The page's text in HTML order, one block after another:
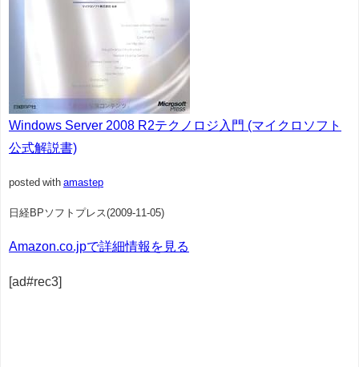
Windows Server 2008 R2テクノロジ入門 (マイクロソフト
公式解説書)
posted with amastep
日経BPソフトプレス(2009-11-05)
Amazon.co.jpで詳細情報を見る
[ad#rec3]